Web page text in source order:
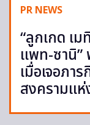
PR NEWS
“ลูกเกด เม
แพท-ซานิ”
เมื่อเจอภา
สงครามแห่